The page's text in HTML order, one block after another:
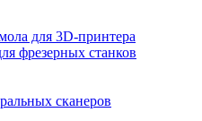
для 3D-принтера
фрезерных станков
сканеров